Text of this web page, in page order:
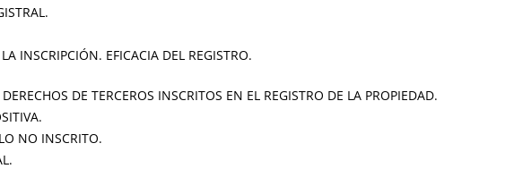
INSCRIPCIÓN. EFICACIA DEL REGISTRO.
DE TERCEROS INSCRITOS EN EL REGISTRO DE LA PROPIEDAD.
NO INSCRITO.